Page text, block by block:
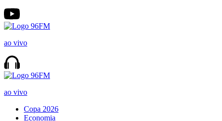
ao vivo
ao vivo
Copa 2026
Economia